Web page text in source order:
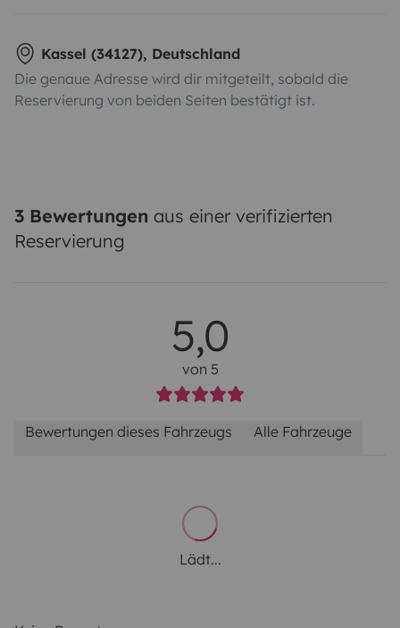
Kassel (34127), Deutschland
Die genaue Adresse wird dir mitgeteilt, sobald die
Reservierung von beiden Seiten bestätigt ist.
3 Bewertungen aus einer verifizierten
Reservierung
5,0
von 5
Bewertungen dieses Fahrzeugs Alle Fahrzeuge
Lädt...